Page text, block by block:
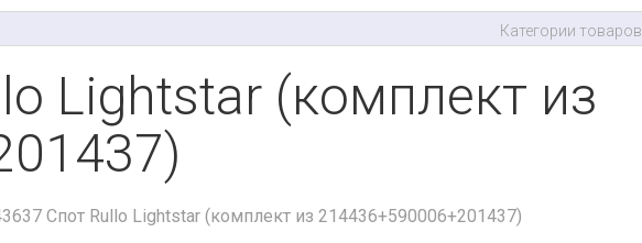
Категории товаров
Lightstar (комплект из
Спот Rullo Lightstar (комплект из 214436+590006+201437)